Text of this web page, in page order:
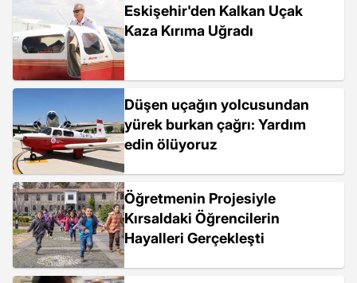
Eskişehir'den Kalkan Uçak
Kaza Kırıma Uğradı
Düşen uçağın yolcusundan
yürek burkan çağrı: Yardım
edin ölüyoruz
Öğretmenin Projesiyle
Kırsaldaki Öğrencilerin
Hayalleri Gerçekleşti